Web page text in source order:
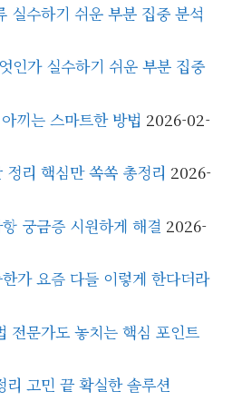
실수하기 쉬운 부분 집중 분석
인가 실수하기 쉬운 부분 집중
끼는 스마트한 방법 2026-02-
리 핵심만 쏙쏙 총정리 2026-
궁금증 시원하게 해결 2026-
가 요즘 다들 이렇게 한다더라
전문가도 놓치는 핵심 포인트
고민 끝 확실한 솔루션